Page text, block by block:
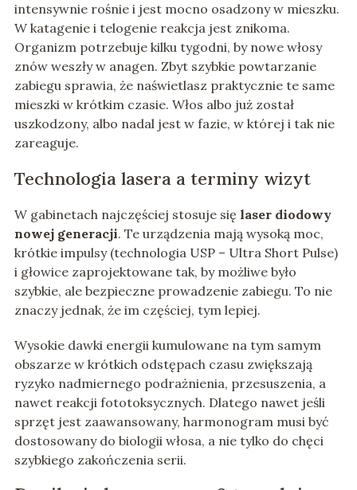
intensywnie rośnie i jest mocno osadzony w mieszku.
W katagenie i telogenie reakcja jest znikoma.
Organizm potrzebuje kilku tygodni, by nowe włosy
znów weszły w anagen. Zbyt szybkie powtarzanie
zabiegu sprawia, że naświetlasz praktycznie te same
mieszki w krótkim czasie. Włos albo już został
uszkodzony, albo nadal jest w fazie, w której i tak nie
zareaguje.
Technologia lasera a terminy wizyt
W gabinetach najczęściej stosuje się laser diodowy
nowej generacji. Te urządzenia mają wysoką moc,
krótkie impulsy (technologia USP – Ultra Short Pulse)
i głowice zaprojektowane tak, by możliwe było
szybkie, ale bezpieczne prowadzenie zabiegu. To nie
znaczy jednak, że im częściej, tym lepiej.
Wysokie dawki energii kumulowane na tym samym
obszarze w krótkich odstępach czasu zwiększają
ryzyko nadmiernego podrażnienia, przesuszenia, a
nawet reakcji fototoksycznych. Dlatego nawet jeśli
sprzęt jest zaawansowany, harmonogram musi być
dostosowany do biologii włosa, a nie tylko do chęci
szybkiego zakończenia serii.